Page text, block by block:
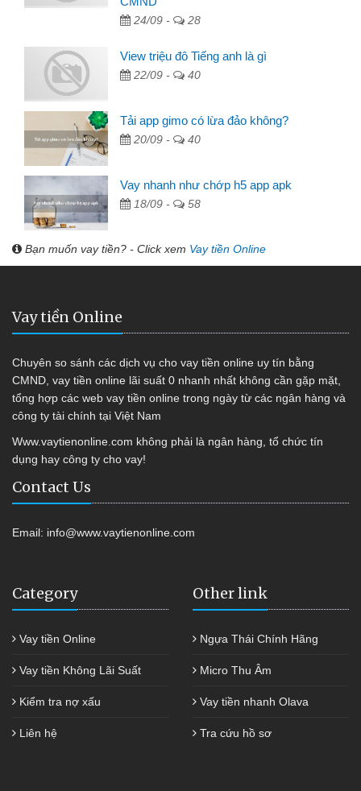
24/09 - 28
View triệu đô Tiếng anh là gì
22/09 - 40
Tải app gimo có lừa đảo không?
20/09 - 40
Vay nhanh như chớp h5 app apk
18/09 - 58
Bạn muốn vay tiền? - Click xem Vay tiền Online
Vay tiền Online
Chuyên so sánh các dịch vụ cho vay tiền online uy tín bằng
CMND, vay tiền online lãi suất 0 nhanh nhất không cần gặp mặt,
tổng hợp các web vay tiền online trong ngày từ các ngân hàng và
công ty tài chính tại Việt Nam
Www.vaytienonline.com không phải là ngân hàng, tổ chức tín
dụng hay công ty cho vay!
Contact Us
Email: info@www.vaytienonline.com
Category
Vay tiền Online
Vay tiền Không Lãi Suất
Kiểm tra nợ xấu
Liên hệ
Other link
Ngựa Thái Chính Hãng
Micro Thu Âm
Vay tiền nhanh Olava
Tra cứu hồ sơ